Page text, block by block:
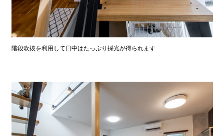
階段吹抜を利用して日中はたっぷり採光が得られます